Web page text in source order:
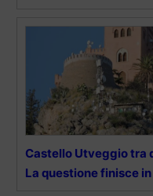
Castello Utveggio tra
La questione finisce